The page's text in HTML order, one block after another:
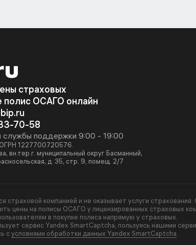
страховых
полис ОСАГО онлайн
70-58
службы поддержки 9:00 - 19:00
1227700720576.
вн.тер.г. муниципальный округ Басманный,
д. 35, стр. 9, помещ. 2/7
страховой компанией и не оказывает услуги страхования.
цены на полисы ОСАГО у лицензированных страховых
в покупке полиса напрямую у страховых.
сервис Yandex SmartCaptcha, пользуясь нашими
сусловиями обработки данных Yandex SmartCaptcha